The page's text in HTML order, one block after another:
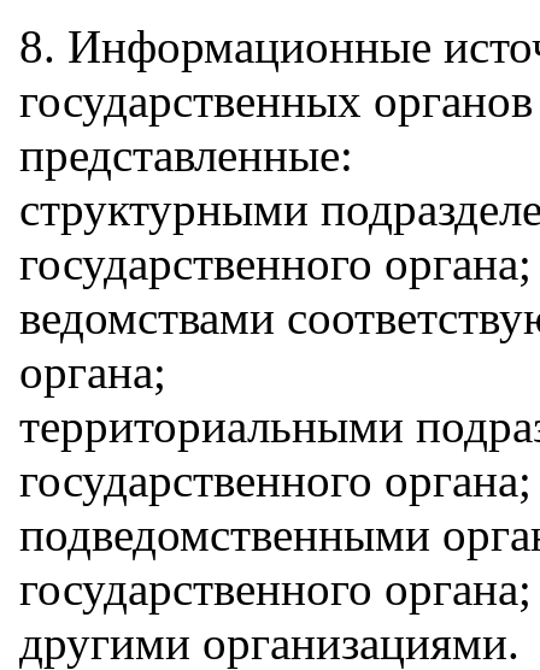
8. Информационные
государственных
представленные:
структурными
государственного органа;
ведомствами
органа;
территориальными
государственного органа;
подведомственными
государственного органа;
другими организациями.